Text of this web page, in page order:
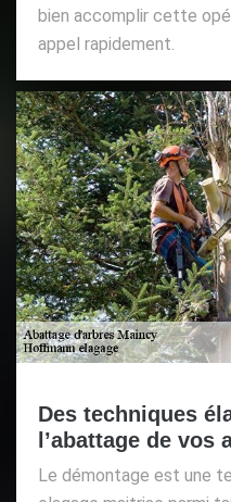
bien accomplir cette
appel rapidement.
Des techniques
l’abattage de vos
Le démontage est une